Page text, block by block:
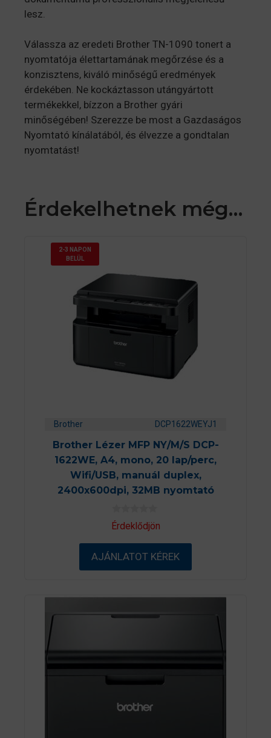
lesz.
Válassza az eredeti Brother TN-1090 tonert a
nyomtatója élettartamának megőrzése és a
konzisztens, kiváló minőségű eredmények
érdekében. Ne kockáztasson utángyártott
termékekkel, bízzon a Brother gyári
minőségében! Szerezze be most a Gazdaságos
Nyomtató kínálatából, és élvezze a gondtalan
nyomtatást!
Érdekelhetnek még…
2-3 NAPON
BELÜL
Brother DCP1622WEYJ1
Brother Lézer MFP NY/M/S DCP-
1622WE, A4, mono, 20 lap/perc,
Wifi/USB, manuál duplex,
2400x600dpi, 32MB nyomtató
0
a
-
ő
Érdeklődjön
AJÁNLATOT KÉREK